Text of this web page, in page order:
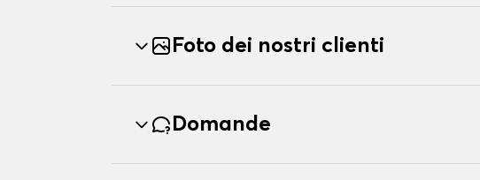
Foto dei nostri clienti
Domande